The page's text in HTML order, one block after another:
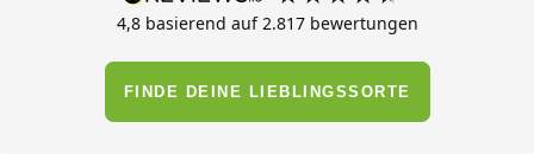
4,8 basierend auf 2.817bewertungen
FINDE DEINE LIEBLINGSSORTE